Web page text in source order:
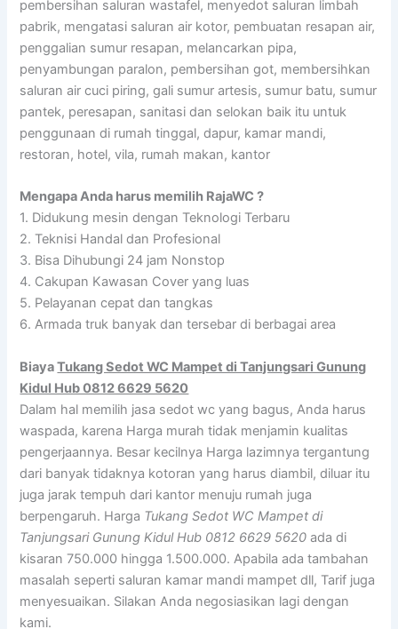
pembersihan saluran wastafel, menyedot saluran limbah
pabrik, mengatasi saluran air kotor, pembuatan resapan air,
penggalian sumur resapan, melancarkan pipa,
penyambungan paralon, pembersihan got, membersihkan
saluran air cuci piring, gali sumur artesis, sumur batu, sumur
pantek, peresapan, sanitasi dan selokan baik itu untuk
penggunaan di rumah tinggal, dapur, kamar mandi,
restoran, hotel, vila, rumah makan, kantor
Mengapa Anda harus memilih RajaWC ?
1. Didukung mesin dengan Teknologi Terbaru
2. Teknisi Handal dan Profesional
3. Bisa Dihubungi 24 jam Nonstop
4. Cakupan Kawasan Cover yang luas
5. Pelayanan cepat dan tangkas
6. Armada truk banyak dan tersebar di berbagai area
BiayaTukang Sedot WC Mampet di Tanjungsari Gunung
Kidul Hub 0812 6629 5620
Dalam hal memilih jasa sedot wc yang bagus, Anda harus
waspada, karena Harga murah tidak menjamin kualitas
pengerjaannya. Besar kecilnya Harga lazimnya tergantung
dari banyak tidaknya kotoran yang harus diambil, diluar itu
juga jarak tempuh dari kantor menuju rumah juga
berpengaruh. Harga Tukang Sedot WC Mampet di
Tanjungsari Gunung Kidul Hub 0812 6629 5620 ada di
kisaran 750.000 hingga 1.500.000. Apabila ada tambahan
masalah seperti saluran kamar mandi mampet dll, Tarif juga
menyesuaikan. Silakan Anda negosiasikan lagi dengan
kami.